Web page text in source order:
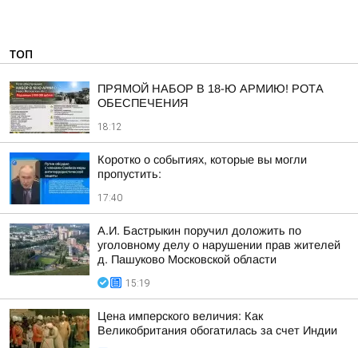
ТОП
ПРЯМОЙ НАБОР В 18-Ю АРМИЮ! РОТА
ОБЕСПЕЧЕНИЯ
18:12
Коротко о событиях, которые вы могли
пропустить:
17:40
А.И. Бастрыкин поручил доложить по
уголовному делу о нарушении прав жителей
д. Пашуково Московской области
15:19
Цена имперского величия: Как
Великобритания обогатилась за счет Индии